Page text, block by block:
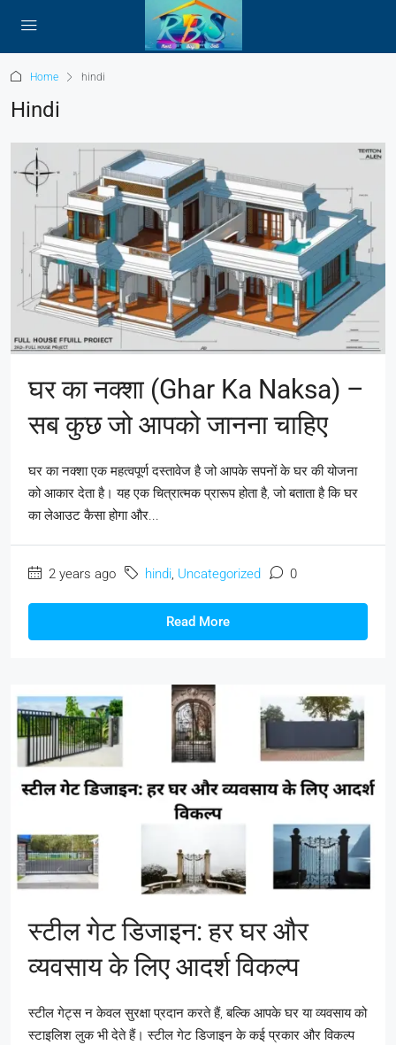
Home hindi
Hindi
घर का नक्शा (Ghar Ka Naksa) –
सब कुछ जो आपको जानना चाहिए
घर का नक्शा एक महत्वपूर्ण दस्तावेज है जो आपके सपनों के घर की योजना
को आकार देता है। यह एक चित्रात्मक प्रारूप होता है, जो बताता है कि घर
का लेआउट कैसा होगा और...
2 years ago hindi, Uncategorized 0
Read More
स्टील गेट डिजाइन: हर घर और
व्यवसाय के लिए आदर्श विकल्प
स्टील गेट्स न केवल सुरक्षा प्रदान करते हैं, बल्कि आपके घर या व्यवसाय को
स्टाइलिश लुक भी देते हैं। स्टील गेट डिजाइन के कई प्रकार और विकल्प